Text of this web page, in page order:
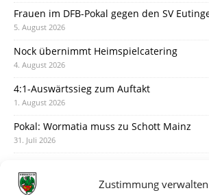
Zustimmung verwalten
Frauen im DFB-Pokal gegen den SV
5. August 2026
Nock übernimmt Heimspielcatering
4. August 2026
4:1-Auswärtssieg zum Auftakt
1. August 2026
Pokal: Wormatia muss zu Schott Mainz
31. Juli 2026
30. Juli 2026